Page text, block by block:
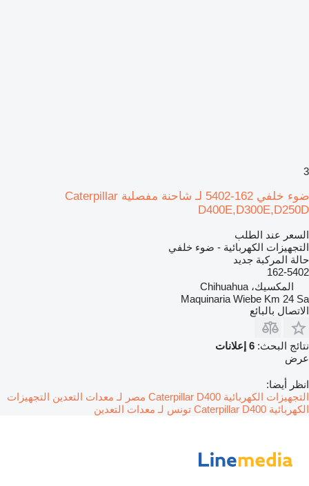
3
ضوء خلفي 162-5402 لـ شاحنة مفصلية Caterpillar
D400E,D300E,D250D
السعر عند الطلب
التجهيزات الكهربائية - ضوء خلفي
حالة المركبة جديد
162-5402
المكسيك، Chihuahua
Maquinaria Wiebe Km 24 Sa
الاتصال بالبائع
نتائج البحث: 6 إعلانات
عرض
انظر أيضا:
التجهيزات الكهربائية Caterpillar D400 مصر لـ معدات التعدين
التجهيزات
الكهربائية Caterpillar D400 تونس لـ معدات التعدين